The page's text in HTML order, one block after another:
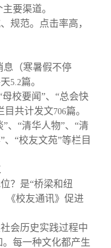
要渠道。
规范。点击率高，
息（寒暑假不停
5.2篇。
校要闻”、“总会快
目共计发文706篇。
、“清华人物”、“清
、“校友文苑”等栏目
？是“桥梁和纽
《校友通讯》促进
会历史实践过程中
每一种文化都产生